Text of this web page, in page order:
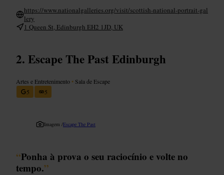
https://www.nationalgalleries.org/visit/scottish-national-portrait-gal
lery
1 Queen St, Edinburgh EH2 1JD, UK
Escape The Past Edinburgh
Artes e Entretenimento • Sala de Escape
5
5
Imagem /Escape The Past
“Ponha à prova o seu raciocínio e volte no
tempo.”